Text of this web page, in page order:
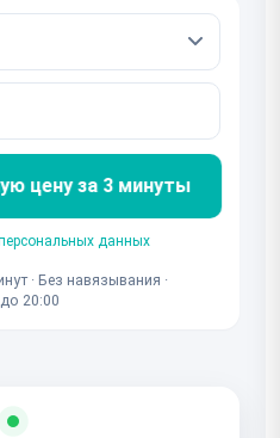
цену за 3 минуты
данных
· Без навязывания ·
20:00